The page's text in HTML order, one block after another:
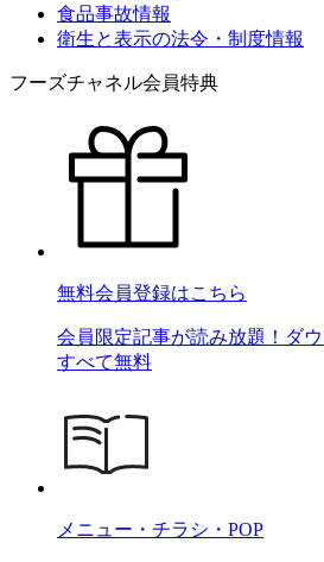
食品事故情報
衛生と表示の法令・制度情報
フーズチャネル会員特典
無料会員登録はこちら
会員限定記事が読み放題！ダ
すべて無料
メニュー・チラシ・POP